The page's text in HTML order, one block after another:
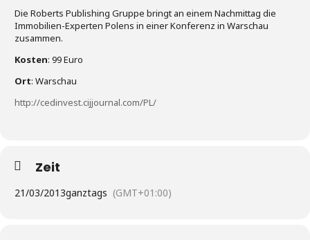
Die Roberts Publishing Gruppe bringt an einem Nachmittag die
Immobilien-Experten Polens in einer Konferenz in Warschau
zusammen.
Kosten: 99 Euro
Ort: Warschau
http://cedinvest.cijjournal.com/PL/
Zeit
21/03/2013ganztags (GMT+01:00)